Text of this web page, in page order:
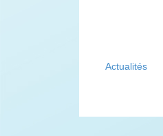
Actualités